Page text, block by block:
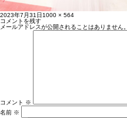
投
稿
日:
2023年7月31日 フ
サ
イ
1000 × 564
コメントを残す
メールアドレスが公開されることはありません。
コメント ※
名前 ※